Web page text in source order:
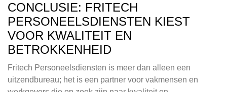
CONCLUSIE: FRITECH
PERSONEELSDIENSTEN KIEST
VOOR KWALITEIT EN
BETROKKENHEID
Fritech Personeelsdiensten is meer dan alleen een
uitzendbureau; het is een partner voor vakmensen en